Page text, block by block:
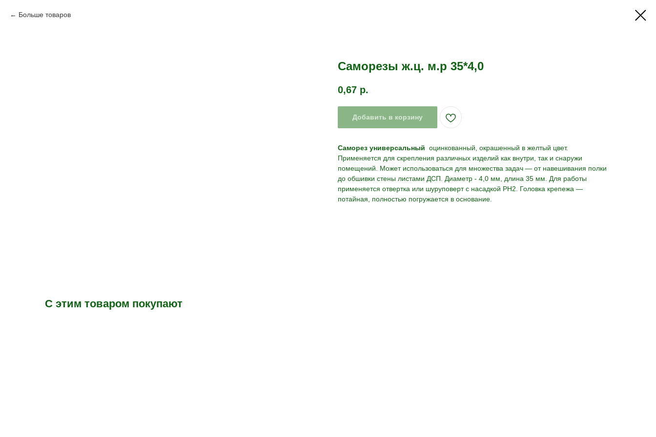
Больше товаров
Саморезы ж.ц. м.р 35*4,0
0,67 р.
Добавить в корзину
Саморез универсальный оцинкованный, окрашенный в желтый цвет.
Применяется для скрепления различных изделий как внутри, так и снаружи
помещений. Может использоваться для множества задач — от навешивания полки
до обшивки стены листами ДСП. Диаметр - 4,0 мм, длина 35 мм. Для работы
применяется отвертка или шуруповерт с насадкой PH2. Головка крепежа —
потайная, полностью погружается в основание.
С этим товаром покупают